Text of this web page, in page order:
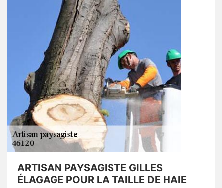
ARTISAN PAYSAGISTE GILLES
ÉLAGAGE POUR LA TAILLE DE HAIE